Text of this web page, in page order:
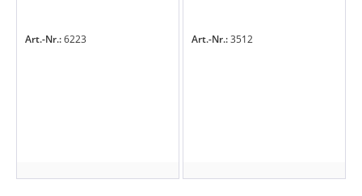
Art.-Nr.:6223 Art.-Nr.:3512